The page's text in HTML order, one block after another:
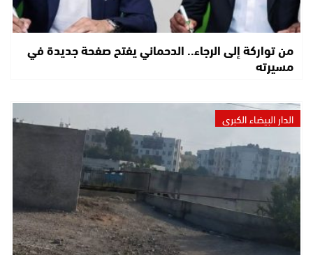
من تواركة إلى الرجاء.. الدحماني يفتح صفحة جديدة في
مسيرته
الدار البيضاء الكبرى